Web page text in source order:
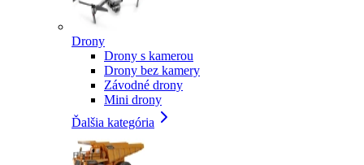
Drony
Drony s kamerou
Drony bez kamery
Závodné drony
Mini drony
Ďalšia kategória